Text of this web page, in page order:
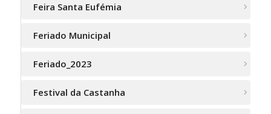
Feira Santa Eufémia
Feriado Municipal
Feriado_2023
Festival da Castanha